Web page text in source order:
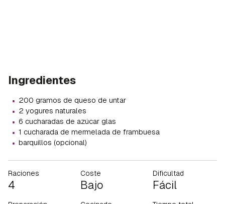
Ingredientes
· 200 gramos de queso de untar
· 2 yogures naturales
· 6 cucharadas de azúcar glas
· 1 cucharada de mermelada de frambuesa
· barquillos (opcional)
Raciones
4
Coste
Bajo
Dificultad
Fácil